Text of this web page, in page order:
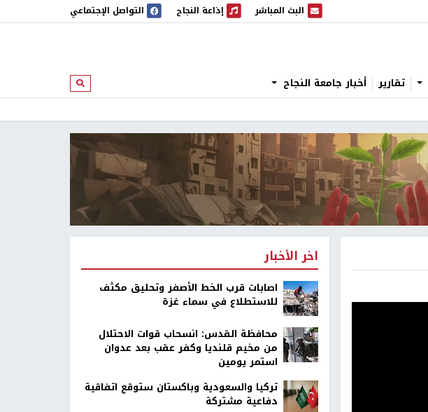
البث المباشر
البث المباشر إذاعة النجاح
إذاعة النجاح التواصل الإجتماعي
تقارير أخبار جامعة النجاح ابحث
اخر الأخبار
اصابات قرب الخط الأصفر وتحليق مكثف
للاستطلاع في سماء غزة
محافظة القدس: انسحاب قوات الاحتلال
من مخيم قلنديا وكفر عقب بعد عدوان
استمر يومين
تركيا والسعودية وباكستان ستوقع اتفاقية
دفاعية مشتركة